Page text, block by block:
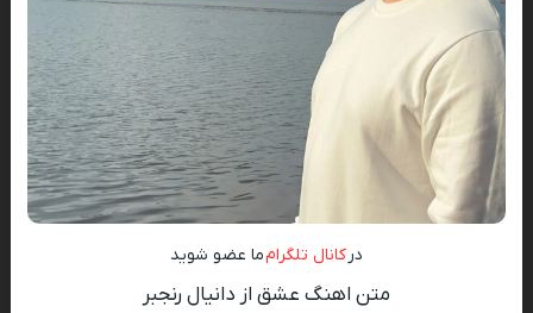
در کانال تلگرامما عضو شوید
متن اهنگ عشق از دانیال رنجبر